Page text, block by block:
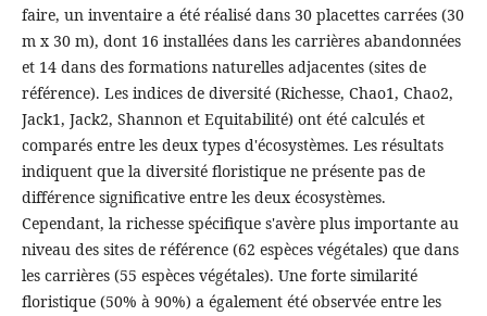
faire, un inventaire a été réalisé dans 30 placettes carrées (30
m x 30 m), dont 16 installées dans les carrières abandonnées
et 14 dans des formations naturelles adjacentes (sites de
référence). Les indices de diversité (Richesse, Chao1, Chao2,
Jack1, Jack2, Shannon et Equitabilité) ont été calculés et
comparés entre les deux types d'écosystèmes. Les résultats
indiquent que la diversité floristique ne présente pas de
différence significative entre les deux écosystèmes.
Cependant, la richesse spécifique s'avère plus importante au
niveau des sites de référence (62 espèces végétales) que dans
les carrières (55 espèces végétales). Une forte similarité
floristique (50% à 90%) a également été observée entre les